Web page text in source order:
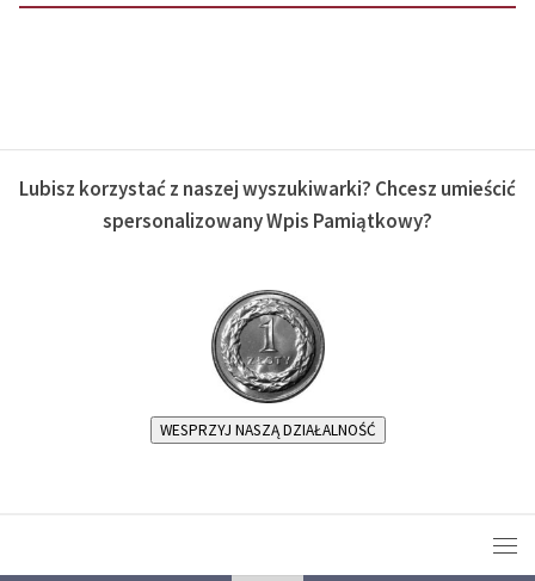
Lubisz korzystać z naszej wyszukiwarki? Chcesz umieścić
spersonalizowany Wpis Pamiątkowy?
WESPRZYJ NASZĄ DZIAŁALNOŚĆ